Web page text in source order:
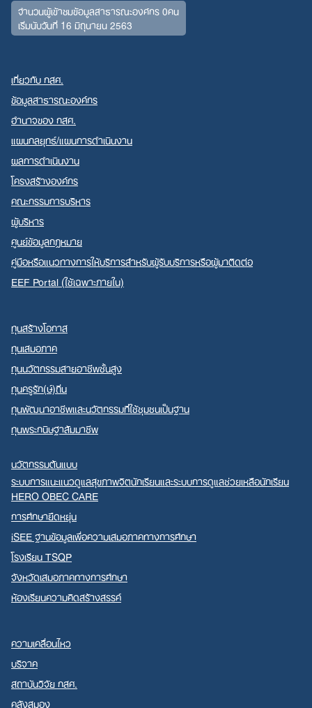
Search
for:
จำนวนผู้เข้าชมข้อมูลสาธารณะองค์กร 0คน
เริ่มนับวันที่ 16 มิถุนายน 2563
เกี่ยวกับ กสศ.
ข้อมูลสาธารณะองค์กร
อำนาจของ กสศ.
แผนกลยุทธ์/แผนการดำเนินงาน
ผลการดำเนินงาน
โครงสร้างองค์กร
คณะกรรมการบริหาร
ผู้บริหาร
ศูนย์ข้อมูลกฎหมาย
คู่มือหรือแนวทางการให้บริการสำหรับผู้รับบริการหรือผู้มาติดต่อ
EEF Portal (ใช้เฉพาะภายใน)
ทุนสร้างโอกาส
ทุนเสมอภาค
ทุนนวัตกรรมสายอาชีพชั้นสูง
ทุนครูรัก(ษ์)ถิ่น
ทุนพัฒนาอาชีพและนวัตกรรมที่ใช้ชุมชนเป็นฐาน
ทุนพระกนิษฐาสัมมาชีพ
นวัตกรรมต้นแบบ
ระบบการแนะแนวดูแลสุขภาพจิตนักเรียนและระบบการดูแลช่วยเหลือนักเรียน
HERO OBEC CARE
การศึกษายืดหยุ่น
iSEE ฐานข้อมูลเพื่อความเสมอภาคทางการศึกษา
โรงเรียน TSQP
จังหวัดเสมอภาคทางการศึกษา
ห้องเรียนความคิดสร้างสรรค์
ความเคลื่อนไหว
บริจาค
สถาบันวิจัย กสศ.
คลังสมอง